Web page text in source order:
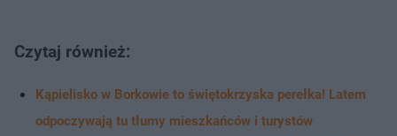
Czytaj również:
Kąpielisko w Borkowie to świętokrzyska perełka! Latem
odpoczywają tu tłumy mieszkańców i turystów